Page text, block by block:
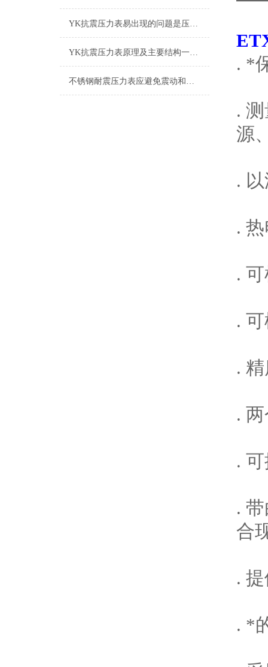
YK抗震压力表易出现的问题是压力指示不准
YK抗震压力表原理及主要结构一览，必看
不锈钢耐震压力表应避免震动和碰撞，以免损坏
. *
.
源
.
.
.
.
.
.
.
.
合
.
. *